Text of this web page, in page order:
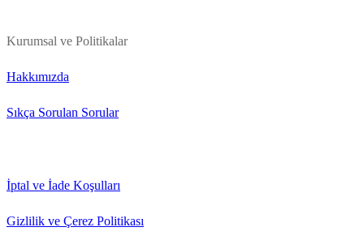
Kurumsal ve Politikalar
Hakkımızda
Sıkça Sorulan Sorular
İptal ve İade Koşulları
Gizlilik ve Çerez Politikası